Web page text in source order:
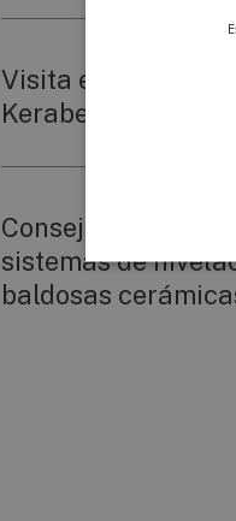
Visita el stand
Keraben en Cersaie
Consejos para
sistemas de
baldosas